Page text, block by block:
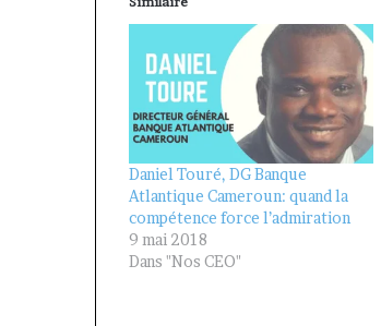
Daniel Touré, DG Banque
Atlantique Cameroun: quand la
compétence force l’admiration
9 mai 2018
Dans "Nos CEO"